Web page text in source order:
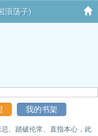
浪荡子)
我的书架
忌、踏破伦常、直指本心，此